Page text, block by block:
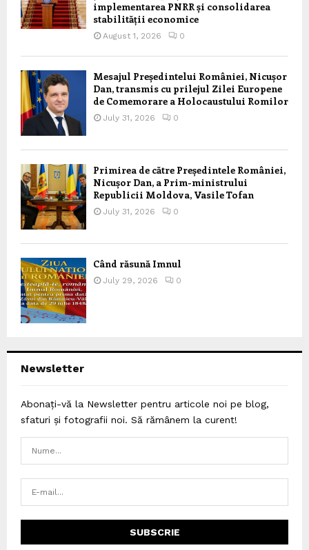
implementarea PNRR și consolidarea
stabilității economice
August 1, 2026 0
Mesajul Președintelui României, Nicușor
Dan, transmis cu prilejul Zilei Europene
de Comemorare a Holocaustului Romilor
July 31, 2026 0
Primirea de către Președintele României,
Nicușor Dan, a Prim-ministrului
Republicii Moldova, Vasile Tofan
July 31, 2026 0
Când răsună Imnul
July 29, 2026 0
Newsletter
Abonați-vă la Newsletter pentru articole noi pe blog,
sfaturi și fotografii noi. Să rămânem la curent!